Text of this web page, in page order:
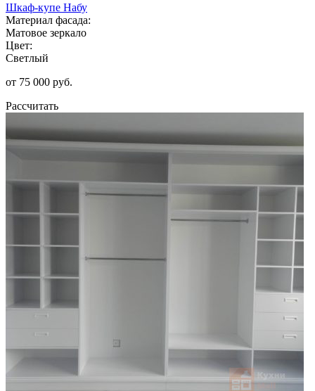
Шкаф-купе Набу
Материал фасада:
Матовое зеркало
Цвет:
Светлый
от 75 000 руб.
Рассчитать